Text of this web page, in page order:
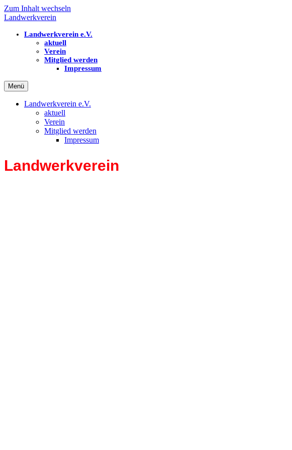
Zum Inhalt wechseln
Landwerkverein
Landwerkverein e.V.
aktuell
Verein
Mitglied werden
Impressum
Menü
Landwerkverein e.V.
aktuell
Verein
Mitglied werden
Impressum
Landwerkverein